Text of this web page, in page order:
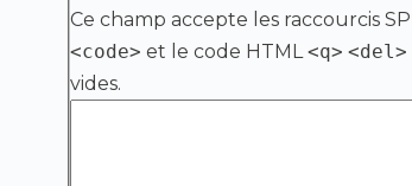
Ce champ accepte les raccourcis
<code> et le code HTML<q> <del>
vides.